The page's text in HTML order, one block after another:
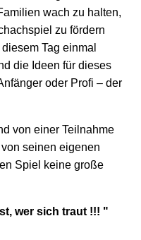
wach zu halten,
zu fördern
Tag einmal
die Ideen für dieses
oder Profi – der
von einer Teilnahme
seinen eigenen
Spiel keine große
wer sich traut !!! "